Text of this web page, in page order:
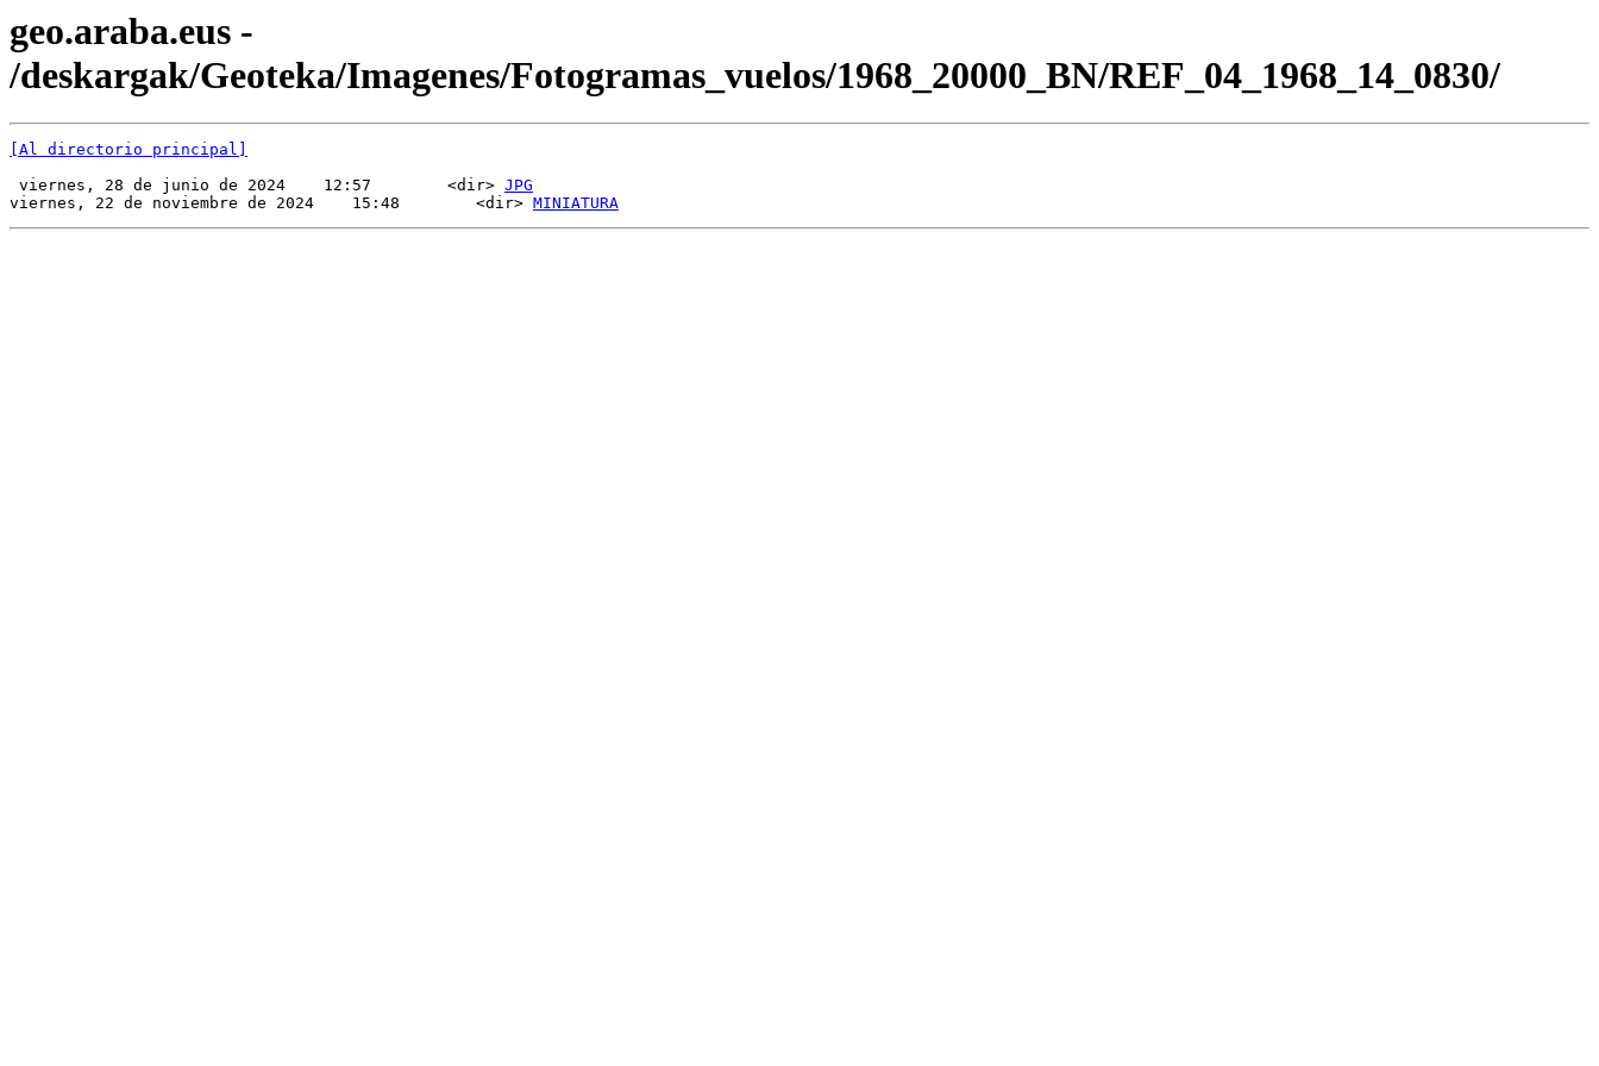
geo.araba.eus -
/deskargak/Geoteka/Imagenes/Fotogramas_vuelos/1968_20000_BN/REF_04_1968_14_0830/
[Al directorio principal]
viernes, 28 de junio de 2024    12:57        <dir> JPG
viernes, 22 de noviembre de 2024    15:48        <dir> MINIATURA